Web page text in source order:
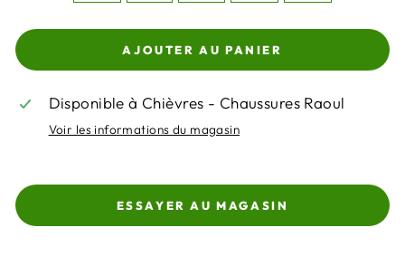
AJOUTER AU PANIER
Disponible à Chièvres - Chaussures Raoul
Voir les informations du magasin
ESSAYER AU MAGASIN